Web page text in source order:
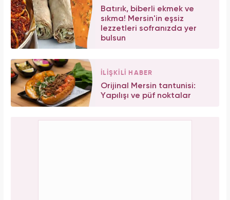
Batırık, biberli ekmek ve
sıkma! Mersin'in eşsiz
lezzetleri sofranızda yer
bulsun
İLİŞKİLİ HABER
Orijinal Mersin tantunisi:
Yapılışı ve püf noktalar